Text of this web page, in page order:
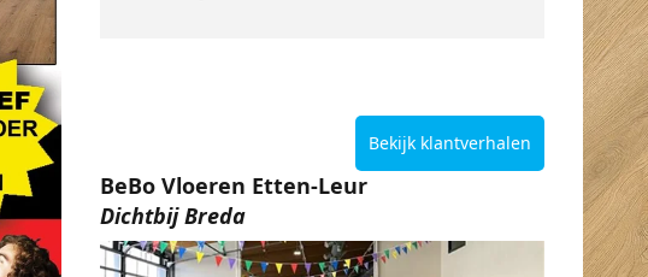
Bekijk klantverhalen
BeBo Vloeren Etten-Leur
Dichtbij Breda